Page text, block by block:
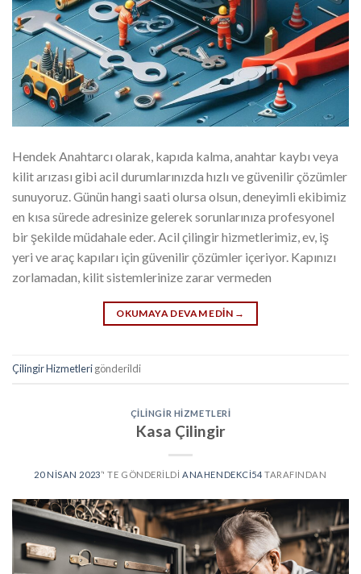
Hendek Anahtarcı olarak, kapıda kalma, anahtar kaybı veya
kilit arızası gibi acil durumlarınızda hızlı ve güvenilir çözümler
sunuyoruz. Günün hangi saati olursa olsun, deneyimli ekibimiz
en kısa sürede adresinize gelerek sorunlarınıza profesyonel
bir şekilde müdahale eder. Acil çilingir hizmetlerimiz, ev, iş
yeri ve araç kapıları için güvenilir çözümler içeriyor. Kapınızı
zorlamadan, kilit sistemlerinize zarar vermeden
OKUMAYA DEVAM EDIN →
Çilingir Hizmetlerigönderildi
ÇILINGIR HIZMETLERI
Kasa Çilingir
20 NISAN 2023’' TE GÖNDERILDI ANAHENDEKCI54 TARAFINDAN